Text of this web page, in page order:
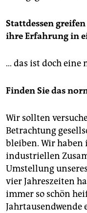
Stattdessen
ihre Erfahrung in
… das ist doch eine
Finden Sie das
Wir sollten
Betrachtung
bleiben. Wir haben
industriellen
Umstellung
vier Jahreszeiten
immer so schön
Jahrtausendwende